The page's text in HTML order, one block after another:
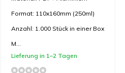
Format: 110x160mm (250ml)
Anzahl: 1.000 Stück in einer Box
M...
Lieferung in 1–2 Tagen